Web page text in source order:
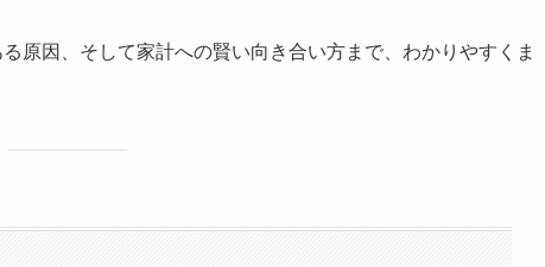
原因、そして家計への賢い向き合い方まで、わかりやすくま